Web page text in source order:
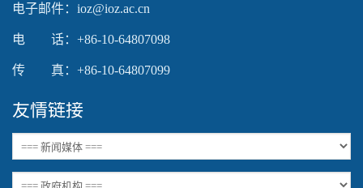
电子邮件：ioz@ioz.ac.cn
电 话：+86-10-64807098
传 真：+86-10-64807099
友情链接